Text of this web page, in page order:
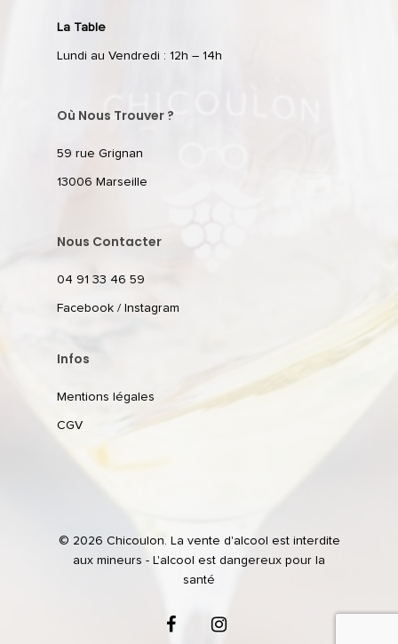
La Table
Lundi au Vendredi : 12h – 14h
Où Nous Trouver ?
59 rue Grignan
13006 Marseille
Nous Contacter
04 91 33 46 59
Facebook / Instagram
Infos
Mentions légales
CGV
© 2026 Chicoulon. La vente d'alcool est interdite
aux mineurs - L'alcool est dangereux pour la
santé